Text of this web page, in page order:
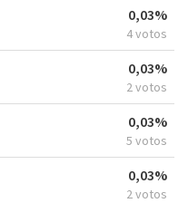
0,03%
4 votos
0,03%
2 votos
0,03%
5 votos
0,03%
2 votos